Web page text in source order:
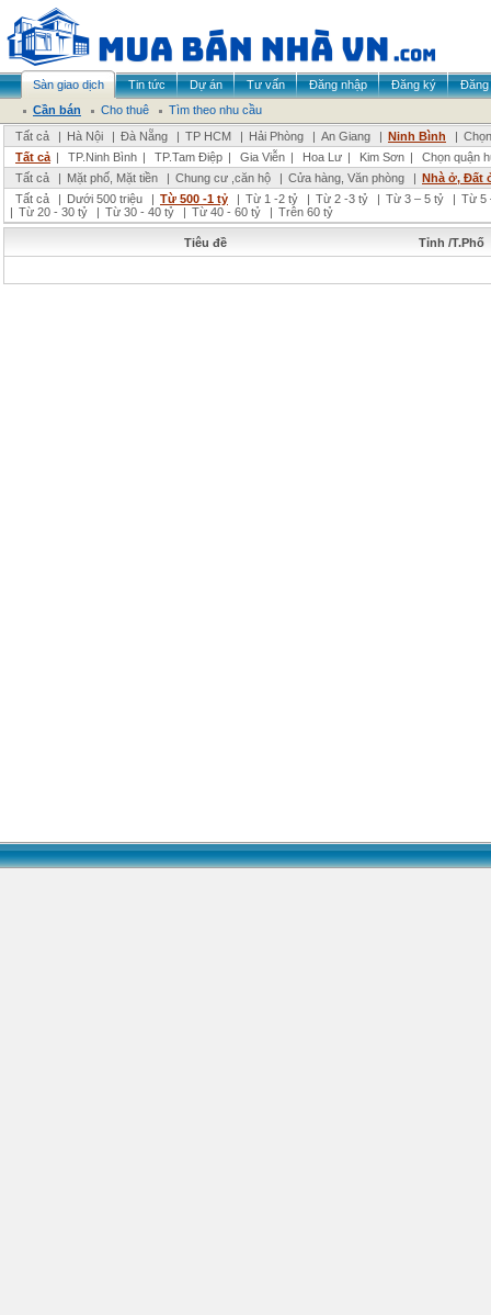
Sàn giao dịch Tin tức Dự án Tư vấn Đăng nhập Đăng ký
Đăng
Cần bán
Cho thuê
Tìm theo nhu cầu
Tất cả
| Hà Nội | Đà Nẵng | TP HCM | Hải Phòng | An Giang | Ninh Bình |
Tất cả | TP.Ninh Bình | TP.Tam Điệp | Gia Viễn | Hoa Lư | Kim Sơn |
Chọn quận
Tất cả
| Mặt phố, Mặt tiền | Chung cư ,căn hộ | Cửa hàng, Văn phòng | Nhà ở, Đất
Tất cả
| Dưới 500 triệu | Từ 500 -1 tỷ | Từ 1 -2 tỷ | Từ 2 -3 tỷ | Từ 3 – 5 tỷ | Từ 5
| Từ 20 - 30 tỷ | Từ 30 - 40 tỷ | Từ 40 - 60 tỷ | Trên 60 tỷ
Tiêu đề Tỉnh /T.Phố